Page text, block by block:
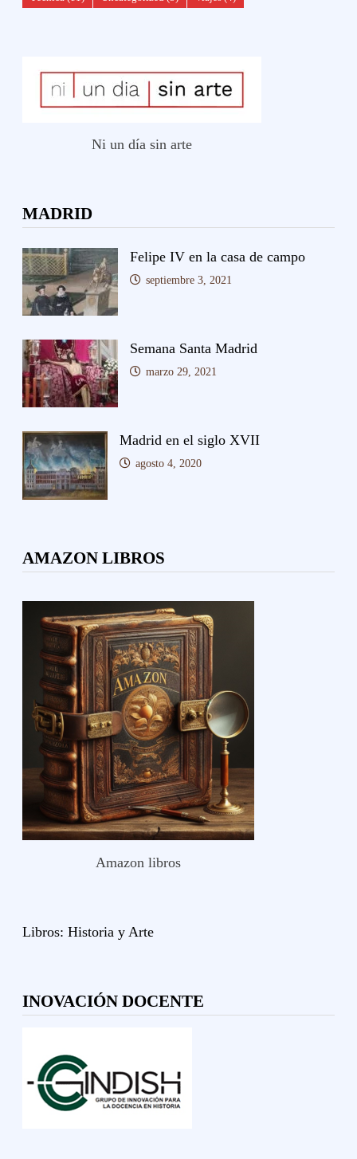
Ni un día sin arte
MADRID
Felipe IV en la casa de campo
septiembre 3, 2021
Semana Santa Madrid
marzo 29, 2021
Madrid en el siglo XVII
agosto 4, 2020
AMAZON LIBROS
Amazon libros
Libros: Historia y Arte
INOVACIÓN DOCENTE